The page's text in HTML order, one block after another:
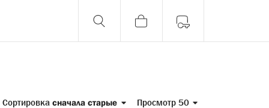
Просмотр 50
Сортировка сначала старые